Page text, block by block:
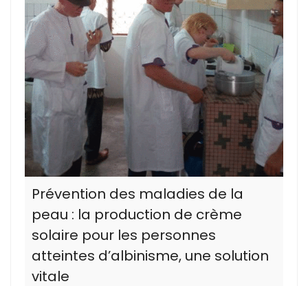
Prévention des maladies de la
peau : la production de crème
solaire pour les personnes
atteintes d’albinisme, une solution
vitale